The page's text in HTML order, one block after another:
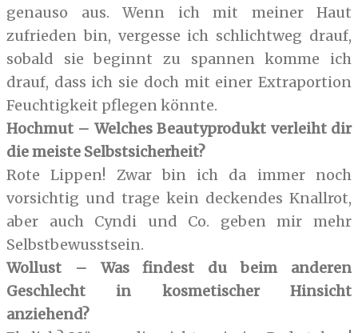
genauso aus. Wenn ich mit meiner Haut
zufrieden bin, vergesse ich schlichtweg drauf,
sobald sie beginnt zu spannen komme ich
drauf, dass ich sie doch mit einer Extraportion
Feuchtigkeit pflegen könnte.
Hochmut – Welches Beautyprodukt verleiht dir
die meiste Selbstsicherheit?
Rote Lippen! Zwar bin ich da immer noch
vorsichtig und trage kein deckendes Knallrot,
aber auch Cyndi und Co. geben mir mehr
Selbstbewusstsein.
Wollust – Was findest du beim anderen
Geschlecht in kosmetischer Hinsicht
anziehend?